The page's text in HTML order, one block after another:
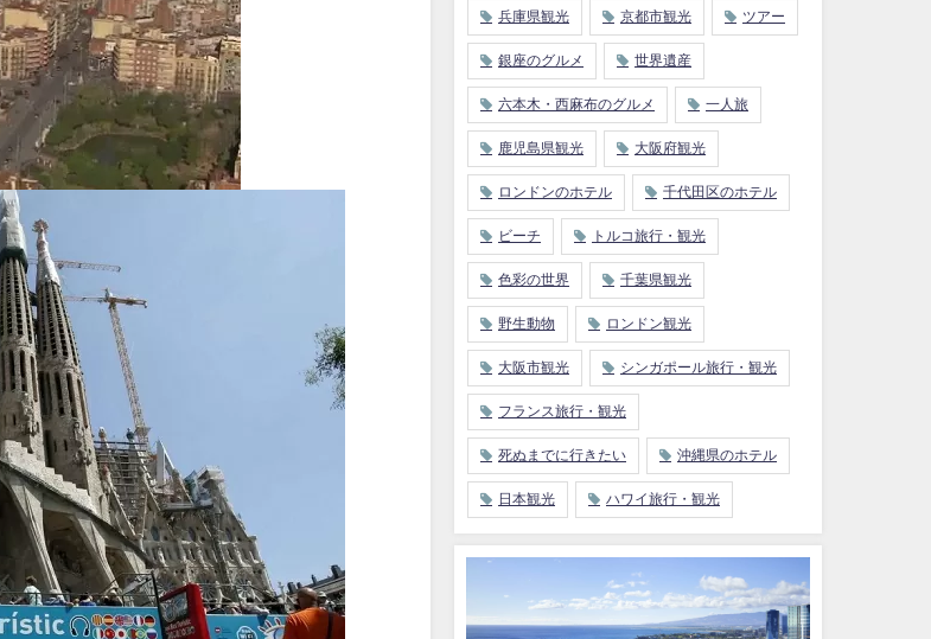
兵庫県観光 京都市観光 ツアー
銀座のグルメ 世界遺産
六本木・西麻布のグルメ 一人旅
鹿児島県観光 大阪府観光
ロンドンのホテル 千代田区のホテル
ビーチ トルコ旅行・観光
色彩の世界 千葉県観光
野生動物 ロンドン観光
大阪市観光 シンガポール旅行・観光
フランス旅行・観光
死ぬまでに行きたい 沖縄県のホテル
日本観光 ハワイ旅行・観光